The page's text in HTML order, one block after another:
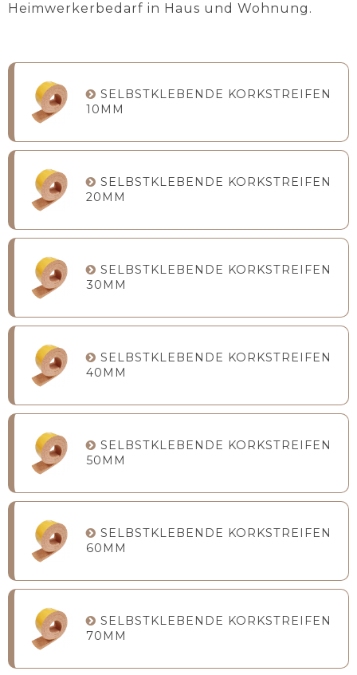
Heimwerkerbedarf in Haus und Wohnung.
SELBSTKLEBENDE KORKSTREIFEN
10MM
SELBSTKLEBENDE KORKSTREIFEN
20MM
SELBSTKLEBENDE KORKSTREIFEN
30MM
SELBSTKLEBENDE KORKSTREIFEN
40MM
SELBSTKLEBENDE KORKSTREIFEN
50MM
SELBSTKLEBENDE KORKSTREIFEN
60MM
SELBSTKLEBENDE KORKSTREIFEN
70MM